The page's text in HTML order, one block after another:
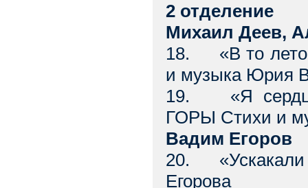
2 отделение
Михаил Деев,
18. «В то
и музыка Юрия
19. «Я
ГОРЫ Стихи и
Вадим Егоров
20. «Ускакали
Егорова